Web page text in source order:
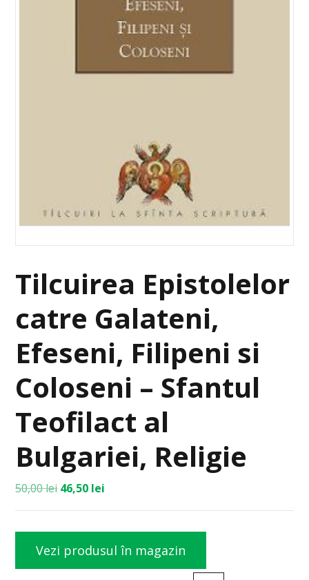
Tilcuirea Epistolelor
catre Galateni,
Efeseni, Filipeni si
Coloseni – Sfantul
Teofilact al
Bulgariei, Religie
50,00lei 46,50 lei
Vezi produsul în magazin